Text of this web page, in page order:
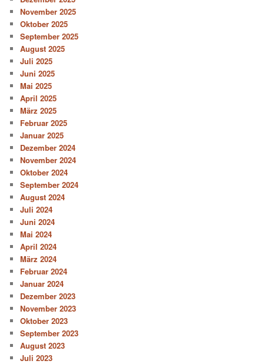
November 2025
Oktober 2025
September 2025
August 2025
Juli 2025
Juni 2025
Mai 2025
April 2025
März 2025
Februar 2025
Januar 2025
Dezember 2024
November 2024
Oktober 2024
September 2024
August 2024
Juli 2024
Juni 2024
Mai 2024
April 2024
März 2024
Februar 2024
Januar 2024
Dezember 2023
November 2023
Oktober 2023
September 2023
August 2023
Juli 2023